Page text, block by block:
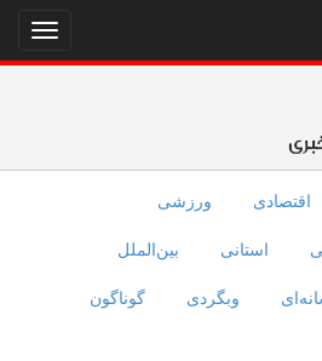
نمایش
منو
اقتصادی ورزشی
استانی بین‌الملل
وبگردی گوناگون